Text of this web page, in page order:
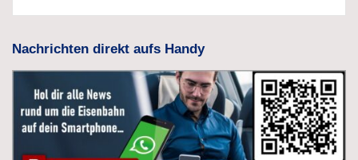
Nachrichten direkt aufs Handy